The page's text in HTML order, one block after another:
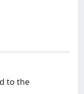
to the